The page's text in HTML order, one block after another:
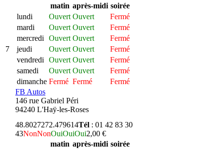
7
matin après-midi soirée
lundi
Ouvert Ouvert
Fermé
mardi
Ouvert Ouvert
Fermé
mercredi
Ouvert Ouvert
Fermé
jeudi
Ouvert Ouvert
Fermé
vendredi
Ouvert Ouvert
Fermé
samedi
Ouvert Ouvert
Fermé
dimanche Fermé Fermé
Fermé
FB Autos
146 rue Gabriel Péri
94240 L'Haÿ-les-Roses
48.8027272.479614Tél : 01 42 83 30
43NonNonOuiOuiOui2,00 €
matin après-midi soirée